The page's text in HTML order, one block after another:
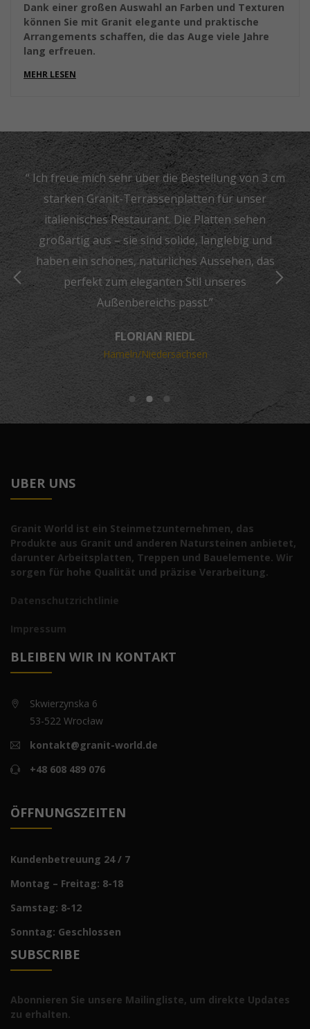
Dank einer großen Auswahl an Farben und Texturen
können Sie mit Granit elegante und praktische
Arrangements schaffen, die das Auge viele Jahre
lang erfreuen.
MEHR LESEN
“ Ich freue mich sehr über die Bestellung von 3 cm
starken Granit-Terrassenplatten für unser
italienisches Restaurant. Die Platten sehen
großartig aus – sie sind solide, langlebig und
haben ein schönes, natürliches Aussehen, das
perfekt zum eleganten Stil unseres
Außenbereichs passt.”
FLORIAN RIEDL
Hameln/Niedersachsen
UBER UNS
Granit World ist ein Steinmetzunternehmen, das
Produkte aus Granit und anderen Natursteinen anbietet,
darunter Arbeitsplatten, Treppen und Bauelemente. Wir
sorgen für hohe Qualität und präzise Verarbeitung.
Datenschutzrichtlinie
Impressum
BLEIBEN WIR IN KONTAKT
Skwierzynska 6
53-522 Wrocław
kontakt@granit-world.de
+48 608 489 076
ÖFFNUNGSZEITEN
Kundenbetreuung 24 / 7
Montag – Freitag: 8-18
Samstag: 8-12
Sonntag: Geschlossen
SUBSCRIBE
Abonnieren Sie unsere Mailingliste, um direkte Updates
zu erhalten.